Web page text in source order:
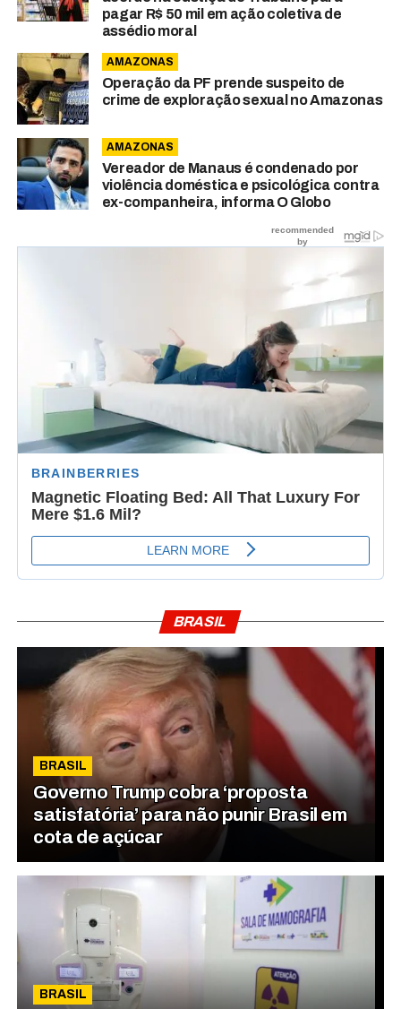
pagar R$ 50 mil em ação coletiva de
assédio moral
AMAZONAS
Operação da PF prende suspeito de
crime de exploração sexual no Amazonas
AMAZONAS
Vereador de Manaus é condenado por
violência doméstica e psicológica contra
ex-companheira, informa O Globo
BRASIL
BRASIL
Governo Trump cobra ‘proposta
satisfatória’ para não punir Brasil em
cota de açúcar
BRASIL